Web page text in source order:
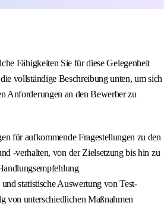
Fähigkeiten Sie für diese Gelegenheit
vollständige Beschreibung unten, um sich
Anforderungen an den Bewerber zu
für aufkommende Fragestellungen zu den
-verhalten, von der Zielsetzung bis hin zu
statistische Auswertung von Test-
von unterschiedlichen Maßnahmen